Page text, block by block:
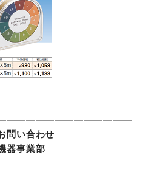
問い合わせ
器事業部